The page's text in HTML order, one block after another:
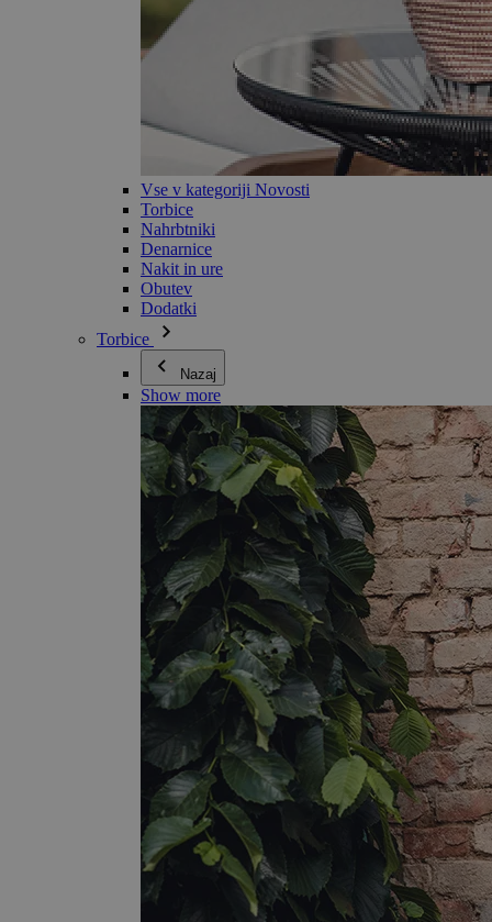
Vse v kategoriji Novosti
Torbice
Nahrbtniki
Denarnice
Nakit in ure
Obutev
Dodatki
Torbice
Nazaj
Show more